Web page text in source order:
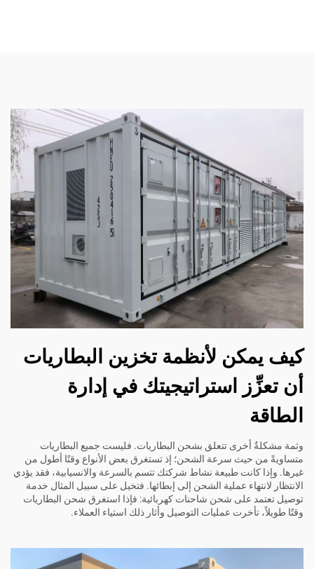
كيف يمكن لأنظمة تخزين البطاريات
أن تعزِّز استراتيجيتك في إدارة
الطاقة
وثمة مشكلةٌ أخرى تتعلق بشحن البطاريات. فليست جميع البطاريات
متساويةً من حيث سرعة الشحن؛ إذ تستغرق بعض الأنواع وقتًا أطول من
غيرها. وإذا كانت طبيعة نشاط شركتك تتسم بالسرعة والانسيابية، فقد يؤدي
الانتظار لانتهاء عملية الشحن إلى إبطائها. فتخيل على سبيل المثال خدمة
توصيل تعتمد على شحن شاحنات كهربائية: فإذا استغرق شحن البطاريات
وقتًا طويلاً، تأخرت عمليات التوصيل وأثار ذلك استياء العملاء.